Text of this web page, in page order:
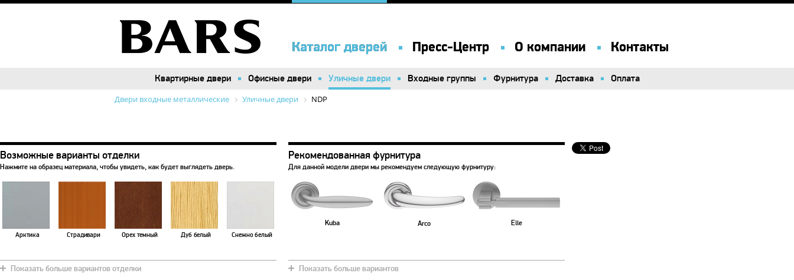
Каталог дверей Пресс-Центр О компании Контакты
Каталог дверей Пресс-Центр О компании Контакты
Квартирные двери Офисные двери Уличные двери Входные группы Фурнитура Доставка Оплата
Квартирные двери Офисные двери Уличные двери Входные группы Фурнитура Доставка Оплата
Двери входные металлические Уличные двери NDP
Возможные варианты отделки
Нажмите на образец материала, чтобы увидеть, как будет выглядеть дверь.
Арктика Страдивари Орех темный Дуб белый Снежно белый
Показать больше вариантов отделки
Рекомендованная фурнитура
Для данной модели двери мы рекомендуем следующую фурнитуру:
Kuba Arco Elle
Показать больше вариантов